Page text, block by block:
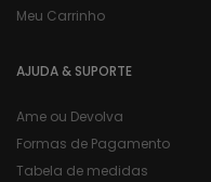
Meu Carrinho
AJUDA & SUPORTE
Ame ou Devolva
Formas de Pagamento
Tabela de medidas